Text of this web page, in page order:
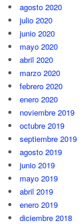
agosto 2020
julio 2020
junio 2020
mayo 2020
abril 2020
marzo 2020
febrero 2020
enero 2020
noviembre 2019
octubre 2019
septiembre 2019
agosto 2019
junio 2019
mayo 2019
abril 2019
enero 2019
diciembre 2018